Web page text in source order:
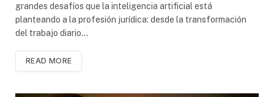
grandes desafíos que la inteligencia artificial está
planteando a la profesión jurídica: desde la transformación
del trabajo diario…
READ MORE